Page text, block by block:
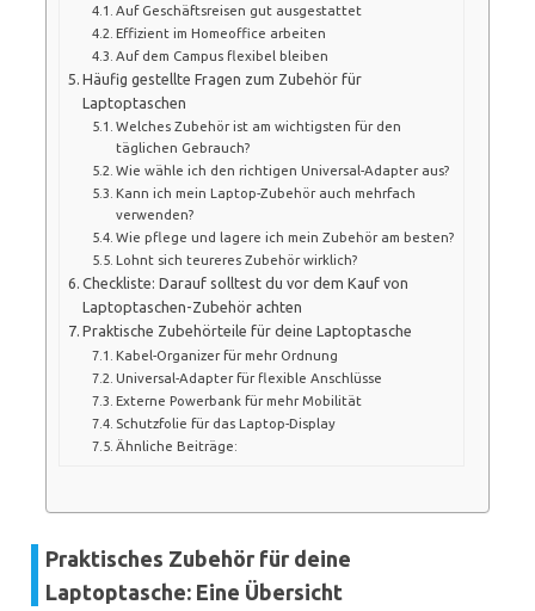
Auf Geschäftsreisen gut ausgestattet
Effizient im Homeoffice arbeiten
Auf dem Campus flexibel bleiben
Häufig gestellte Fragen zum Zubehör für
Laptoptaschen
Welches Zubehör ist am wichtigsten für den
täglichen Gebrauch?
Wie wähle ich den richtigen Universal-Adapter aus?
Kann ich mein Laptop-Zubehör auch mehrfach
verwenden?
Wie pflege und lagere ich mein Zubehör am besten?
Lohnt sich teureres Zubehör wirklich?
Checkliste: Darauf solltest du vor dem Kauf von
Laptoptaschen-Zubehör achten
Praktische Zubehörteile für deine Laptoptasche
Kabel-Organizer für mehr Ordnung
Universal-Adapter für flexible Anschlüsse
Externe Powerbank für mehr Mobilität
Schutzfolie für das Laptop-Display
Ähnliche Beiträge:
Praktisches Zubehör für deine
Laptoptasche: Eine Übersicht